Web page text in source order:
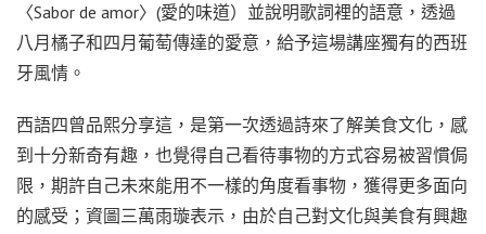
〈Sabor de amor〉(愛的味道）並說明歌詞裡的語意，透過
八月橘子和四月葡萄傳達的愛意，給予這場講座獨有的西班
牙風情。
西語四曾品熙分享這，是第一次透過詩來了解美食文化，感
到十分新奇有趣，也覺得自己看待事物的方式容易被習慣侷
限，期許自己未來能用不一樣的角度看事物，獲得更多面向
的感受；資圖三萬雨璇表示，由於自己對文化與美食有興趣